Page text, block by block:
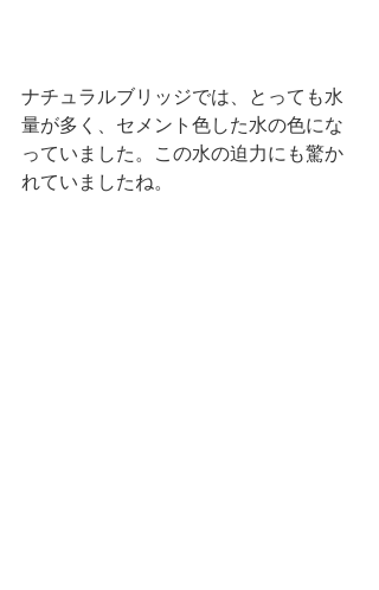
ナチュラルブリッジでは、とっても水
量が多く、セメント色した水の色にな
っていました。この水の迫力にも驚か
れていましたね。